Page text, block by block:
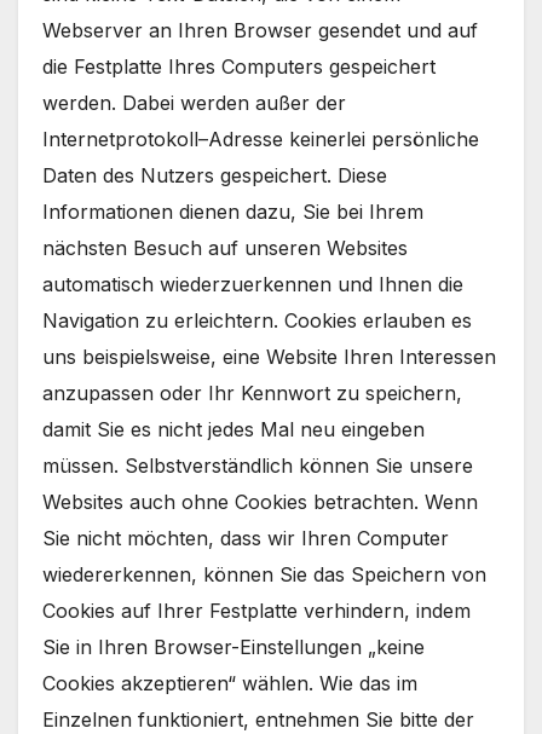
Webserver an Ihren Browser gesendet und auf
die Festplatte Ihres Computers gespeichert
werden. Dabei werden außer der
Internetprotokoll–Adresse keinerlei persönliche
Daten des Nutzers gespeichert. Diese
Informationen dienen dazu, Sie bei Ihrem
nächsten Besuch auf unseren Websites
automatisch wiederzuerkennen und Ihnen die
Navigation zu erleichtern. Cookies erlauben es
uns beispielsweise, eine Website Ihren Interessen
anzupassen oder Ihr Kennwort zu speichern,
damit Sie es nicht jedes Mal neu eingeben
müssen. Selbstverständlich können Sie unsere
Websites auch ohne Cookies betrachten. Wenn
Sie nicht möchten, dass wir Ihren Computer
wiedererkennen, können Sie das Speichern von
Cookies auf Ihrer Festplatte verhindern, indem
Sie in Ihren Browser-Einstellungen „keine
Cookies akzeptieren“ wählen. Wie das im
Einzelnen funktioniert, entnehmen Sie bitte der